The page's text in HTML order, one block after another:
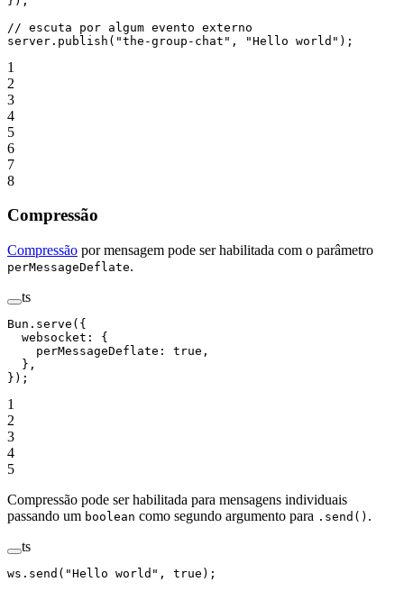
// escuta por algum evento externo
server. publish ( "the-group-chat" , "Hello world" );
1
2
3
4
5
6
7
8
Compressão
Compressão por mensagem pode ser habilitada com o parâmetro
perMessageDeflate.
ts
Bun. serve ({
  websocket: {
    perMessageDeflate:
true ,
  },
});
1
2
3
4
5
Compressão pode ser habilitada para mensagens individuais
passando um boolean como segundo argumento para .send() .
ts
ws. send ( "Hello world" , true );